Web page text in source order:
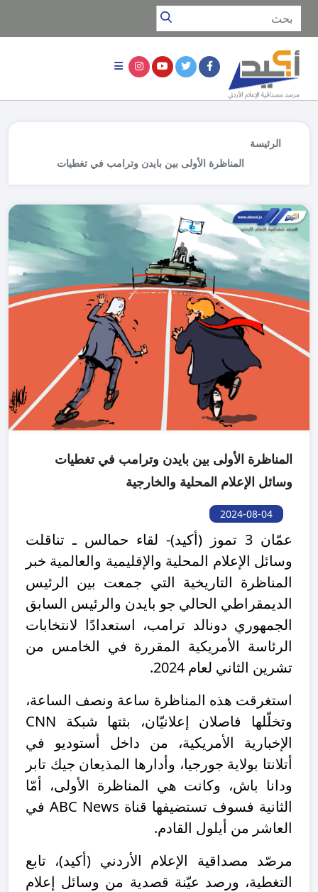
الرئيسة
المناظرة الأولى بين بايدن وترامب في تغطيات
المناظرة الأولى بين بايدن وترامب في تغطيات
وسائل الإعلام المحلية والخارجية
2024-08-04
عمّان 3 تموز (أكيد)- لقاء حمالس ـ تناقلت
وسائل الإعلام المحلية والإقليمية والعالمية خبر
المناظرة التاريخية التي جمعت بين الرئيس
الديمقراطي الحالي جو بايدن والرئيس السابق
الجمهوري دونالد ترامب، استعدادًا لانتخابات
الرئاسة الأمريكية المقررة في الخامس من
تشرين الثاني لعام 2024.
استغرقت هذه المناظرة ساعة ونصف الساعة،
وتخلّلها فاصلان إعلانيّان، بثتها شبكة CNN
الإخبارية الأمريكية، من داخل أستوديو في
أتلانتا بولاية جورجيا، وأدارها المذيعان جيك تابر
ودانا باش، وكانت هي المناظرة الأولى، أمّا
الثانية فسوف تستضيفها قناة ABC News في
العاشر من أيلول القادم.
مرصّد مصداقية الإعلام الأردني (أكيد)، تابع
التغطية، ورصد عيّنة قصدية من وسائل إعلام